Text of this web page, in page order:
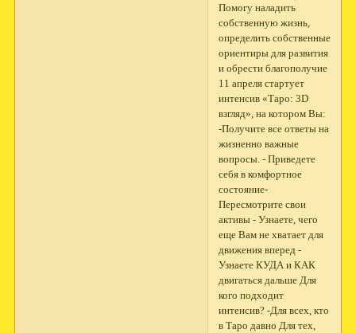
Помогу наладить
собственную жизнь,
определить собственные
ориентиры для развития
и обрести благополучие
11 апреля стартует
интенсив «Таро: 3D
взгляд», на котором Вы:
-Получите все ответы на
жизненно важные
вопросы. - Приведете
себя в комфортное
состояние-
Пересмотрите свои
активы - Узнаете, чего
еще Вам не хватает для
движения вперед -
Узнаете КУДА и КАК
двигаться дальше Для
кого подходит
интенсив? -Для всех, кто
в Таро давно Для тех,